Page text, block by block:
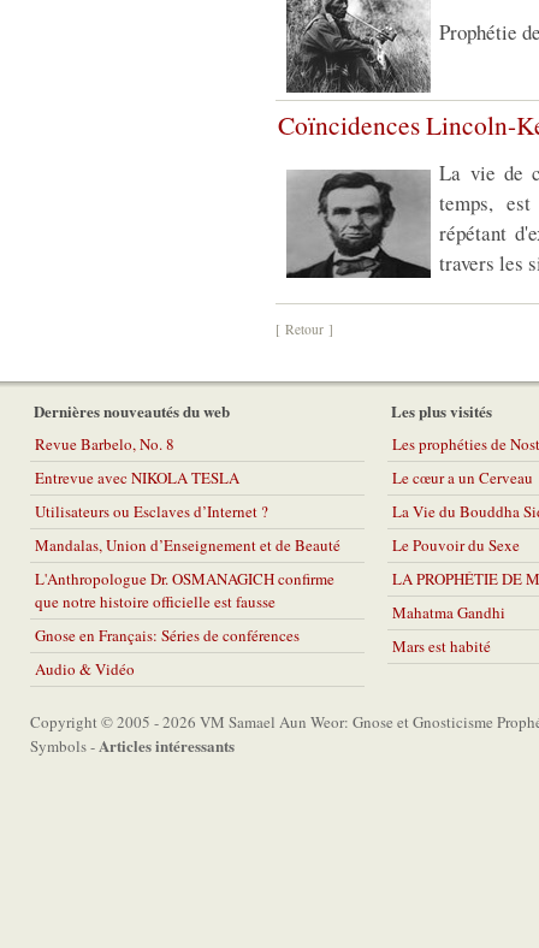
Prophétie
Coïncidences Lincoln-
La vie de
temps,
répétant
travers les
[ Retour ]
Dernières nouveautés du web
Revue Barbelo, No. 8
Entrevue avec NIKOLA TESLA
Utilisateurs ou Esclaves d’Internet ?
Mandalas, Union d’Enseignement et de Beauté
L'Anthropologue Dr. OSMANAGICH confirme
que notre histoire officielle est fausse
Gnose en Français: Séries de conférences
Audio & Vidéo
Les plus visités
Les prophéties de
Le cœur a un Cerveau
La Vie du Bouddha
Le Pouvoir du Sexe
LA PROPHÉTIE DE
Mahatma Gandhi
Mars est habité
Copyright © 2005 - 2026 VM Samael Aun Weor: Gnose et Gnosticisme
Symbols -Articles intéressants